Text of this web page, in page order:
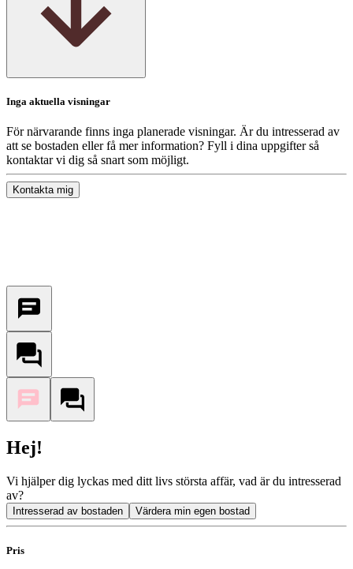
Inga aktuella visningar
För närvarande finns inga planerade visningar. Är du intresserad av
att se bostaden eller få mer information? Fyll i dina uppgifter så
kontaktar vi dig så snart som möjligt.
Kontakta mig
Hej!
Vi hjälper dig lyckas med ditt livs största affär, vad är du intresserad
av?
Intresserad av bostaden Värdera min egen bostad
Pris